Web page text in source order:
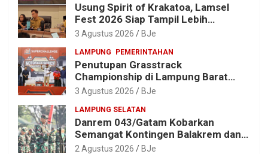
Usung Spirit of Krakatoa, Lamsel
Fest 2026 Siap Tampil Lebih
Spektakuler dengan Empat Event
3 Agustus 2026 BJe
LAMPUNG PEMERINTAHAN
Penutupan Grasstrack
Championship di Lampung Barat
Meriah, Dihadiri Ribuan Penonton; Ini
3 Agustus 2026 BJe
LAMPUNG SELATAN
Danrem 043/Gatam Kobarkan
Semangat Kontingen Balakrem dan
Yonif 143/TWEJ di Pembukaan
2 Agustus 2026 BJe